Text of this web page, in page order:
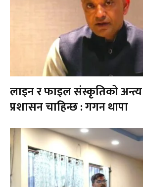
लाइन र फाइल संस्कृतिको अन्त्य
प्रशासन चाहिन्छ : गगन थापा